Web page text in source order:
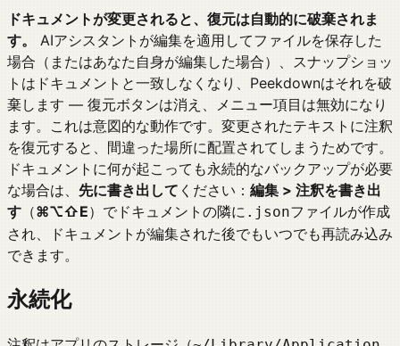
ドキュメントが変更されると、復元は自動的に破棄されま
す。
AIアシスタントが編集を適用してファイルを保存した
場合（またはあなた自身が編集した場合）、スナップショッ
トはドキュメントと一致しなくなり、Peekdownはそれを破
棄します — 復元ボタンは消え、メニュー項目は無効になり
ます。これは意図的な動作です。変更されたテキストに注釈
を復元すると、間違った場所に配置されてしまうためです。
ドキュメントに何が起こっても永続的なバックアップが必要
な場合は、 先に書き出して ください： 編集 > 注釈を書き出
す （⌘⌥⇧E）でドキュメントの隣に .jsonファイルが作成
され、ドキュメントが編集された後でもいつでも再読み込み
できます。
永続化